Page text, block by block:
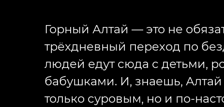
Горный Алтай — это не
трёхдневный переход по
людей едут сюда с детьми,
бабушками. И, знаешь, Алтай
только суровым, но и по-